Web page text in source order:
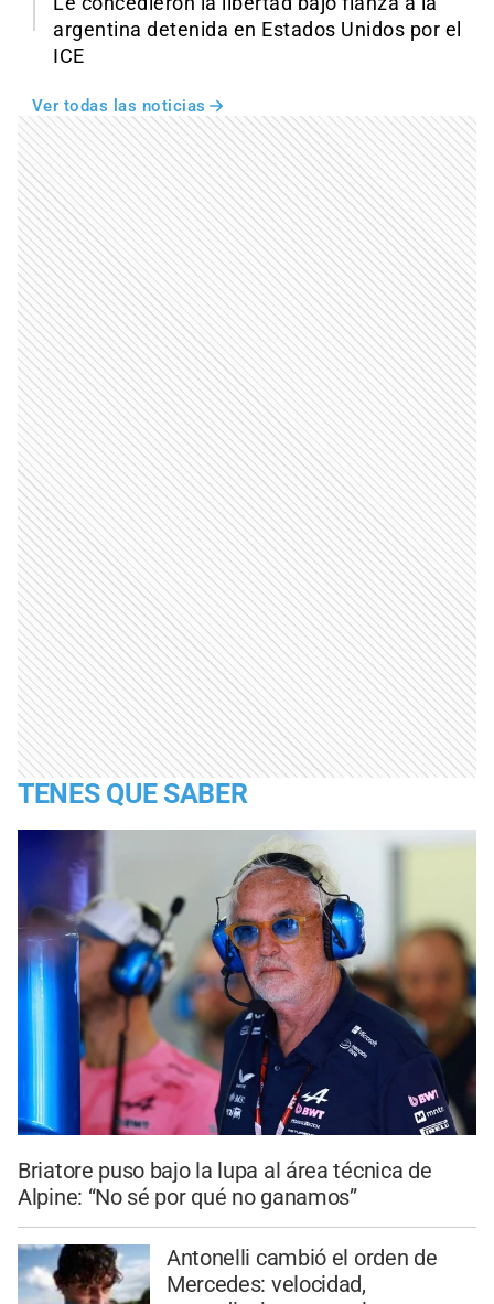
argentina detenida en Estados Unidos por el
ICE
Ver todas las noticias
TENES QUE SABER
Briatore puso bajo la lupa al área técnica de
Alpine: “No sé por qué no ganamos”
Antonelli cambió el orden de
Mercedes: velocidad,